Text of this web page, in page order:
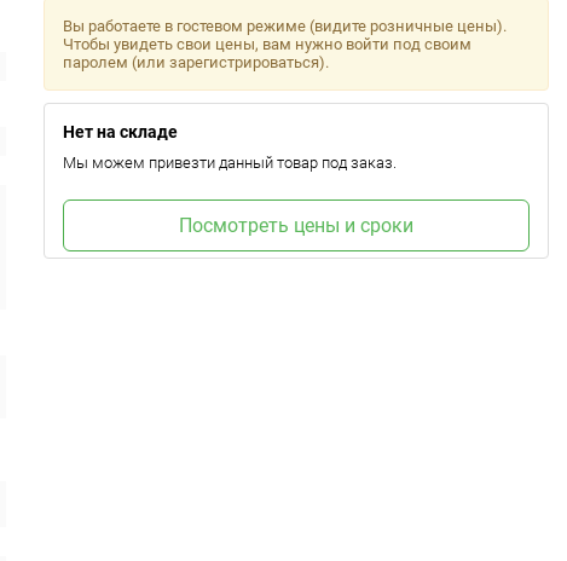
Вы работаете в гостевом режиме (видите розничные цены).
Чтобы увидеть свои цены, вам нужно войти под своим
паролем (или зарегистрироваться).
Нет на складе
Мы можем привезти данный товар под заказ.
Посмотреть цены и сроки